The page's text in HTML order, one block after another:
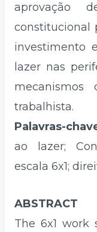
aprovação
constitucional
investimento
lazer nas
mecanismos
trabalhista.
Palavras-
ao lazer;
escala 6x1;
ABSTRACT
The 6x1 work